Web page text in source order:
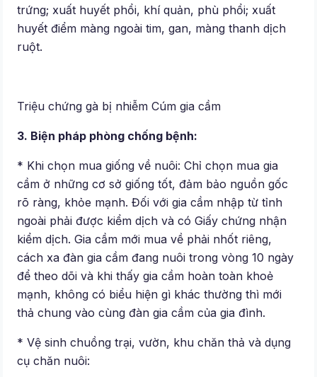
trứng; xuất huyết phổi, khí quản, phù phổi; xuất
huyết điểm màng ngoài tim, gan, màng thanh dịch
ruột.
Triệu chứng gà bị nhiễm Cúm gia cầm
3. Biện pháp phòng chống bệnh:
* Khi chọn mua giống về nuôi: Chỉ chọn mua gia
cầm ở những cơ sở giống tốt, đảm bảo nguồn gốc
rõ ràng, khỏe mạnh. Đối với gia cầm nhập từ tỉnh
ngoài phải được kiểm dịch và có Giấy chứng nhận
kiểm dịch. Gia cầm mới mua về phải nhốt riêng,
cách xa đàn gia cầm đang nuôi trong vòng 10 ngày
để theo dõi và khi thấy gia cầm hoàn toàn khoẻ
mạnh, không có biểu hiện gì khác thường thì mới
thả chung vào cùng đàn gia cầm của gia đình.
* Vệ sinh chuồng trại, vườn, khu chăn thả và dụng
cụ chăn nuôi: